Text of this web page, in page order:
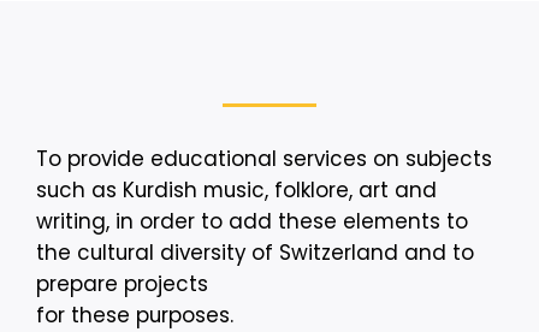
To provide educational services on subjects
such as Kurdish music, folklore, art and
writing, in order to add these elements to
the cultural diversity of Switzerland and to
prepare projects
for these purposes.